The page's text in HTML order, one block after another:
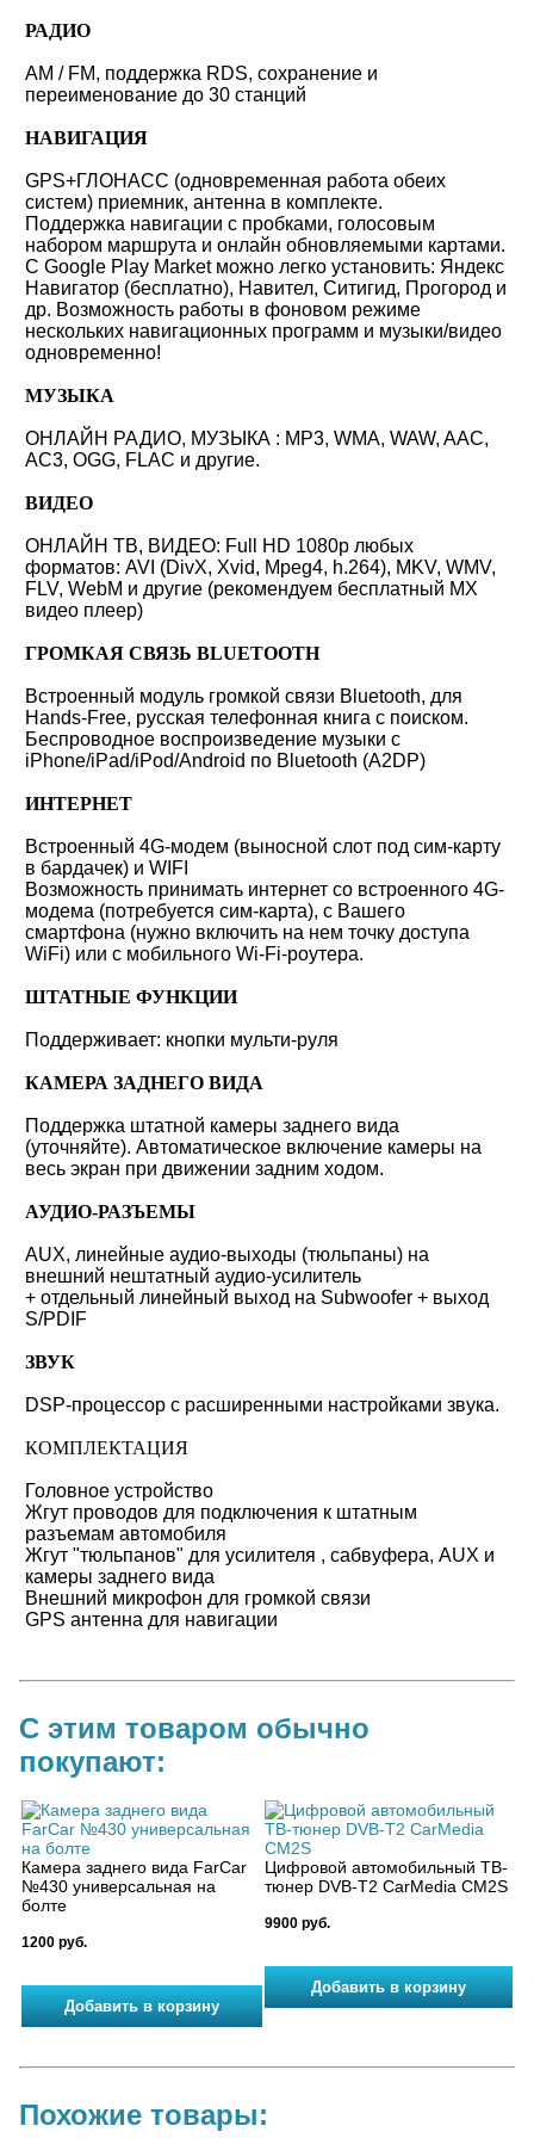
РАДИО
AM / FM, поддержка RDS, сохранение и
переименование до 30 станций
НАВИГАЦИЯ
GPS+ГЛОНАСС (одновременная работа обеих
систем) приемник, антенна в комплекте.
Поддержка навигации с пробками, голосовым
набором маршрута и онлайн обновляемыми картами.
С Google Play Market можно легко установить: Яндекс
Навигатор (бесплатно), Навител, Ситигид, Прогород и
др. Возможность работы в фоновом режиме
нескольких навигационных программ и музыки/видео
одновременно!
МУЗЫКА
ОНЛАЙН РАДИО, МУЗЫКА : MP3, WMA, WAW, AAC,
AC3, OGG, FLAC и другие.
ВИДЕО
ОНЛАЙН ТВ, ВИДЕО: Full HD 1080p любых
форматов: AVI (DivX, Xvid, Mpeg4, h.264), MKV, WMV,
FLV, WebM и другие (рекомендуем бесплатный MX
видео плеер)
ГРОМКАЯ СВЯЗЬ BLUETOOTH
Встроенный модуль громкой связи Bluetooth, для
Hands-Free, русская телефонная книга с поиском.
Беспроводное воспроизведение музыки с
iPhone/iPad/iPod/Android по Bluetooth (A2DP)
ИНТЕРНЕТ
Встроенный 4G-модем (выносной слот под сим-карту
в бардачек) и WIFI
Возможность принимать интернет со встроенного 4G-
модема (потребуется сим-карта), с Вашего
смартфона (нужно включить на нем точку доступа
WiFi) или с мобильного Wi-Fi-роутера.
ШТАТНЫЕ ФУНКЦИИ
Поддерживает: кнопки мульти-руля
КАМЕРА ЗАДНЕГО ВИДА
Поддержка штатной камеры заднего вида
(уточняйте). Автоматическое включение камеры на
весь экран при движении задним ходом.
АУДИО-РАЗЪЕМЫ
AUX, линейные аудио-выходы (тюльпаны) на
внешний нештатный аудио-усилитель
+ отдельный линейный выход на Subwoofer + выход
S/PDIF
ЗВУК
DSP-процессор с расширенными настройками звука.
КОМПЛЕКТАЦИЯ
Головное устройство
Жгут проводов для подключения к штатным
разъемам автомобиля
Жгут "тюльпанов" для усилителя , сабвуфера, AUX и
камеры заднего вида
Внешний микрофон для громкой связи
GPS антенна для навигации
С этим товаром обычно
покупают:
Камера заднего вида FarCar
№430 универсальная на
болте
1200 руб.
Цифровой автомобильный ТВ-
тюнер DVB-T2 CarMedia CM2S
9900 руб.
Похожие товары: